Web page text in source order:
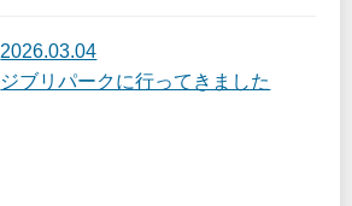
2026.03.04
ジブリパークに行ってきました